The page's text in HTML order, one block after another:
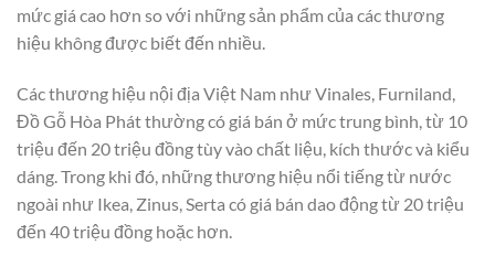
mức giá cao hơn so với những sản phẩm của các thương
hiệu không được biết đến nhiều.
Các thương hiệu nội địa Việt Nam như Vinales, Furniland,
Đồ Gỗ Hòa Phát thường có giá bán ở mức trung bình, từ 10
triệu đến 20 triệu đồng tùy vào chất liệu, kích thước và kiểu
dáng. Trong khi đó, những thương hiệu nổi tiếng từ nước
ngoài như Ikea, Zinus, Serta có giá bán dao động từ 20 triệu
đến 40 triệu đồng hoặc hơn.